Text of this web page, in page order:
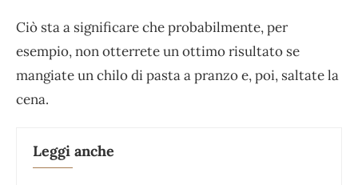
Ciò sta a significare che probabilmente, per
esempio, non otterrete un ottimo risultato se
mangiate un chilo di pasta a pranzo e, poi, saltate la
cena.
Leggi anche